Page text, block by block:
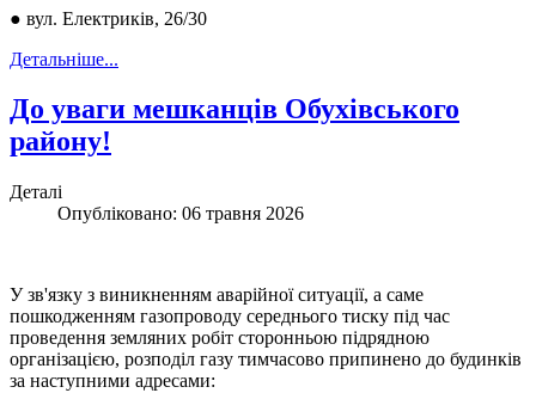
● вул. Електриків, 26/30
Детальніше...
До уваги мешканців Обухівського
району!
Деталі
Опубліковано: 06 травня 2026
У зв'язку з виникненням аварійної ситуації, а саме
пошкодженням газопроводу середнього тиску під час
проведення земляних робіт сторонньою підрядною
організацією, розподіл газу тимчасово припинено до будинків
за наступними адресами: